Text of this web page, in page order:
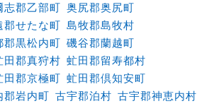
志郡乙部町 奥尻郡奥尻町
郡せたな町 島牧郡島牧村
郡黒松内町 磯谷郡蘭越町
田郡真狩村 虻田郡留寿都村
田郡京極町 虻田郡倶知安町
郡岩内町 古宇郡泊村 古宇郡神恵内村